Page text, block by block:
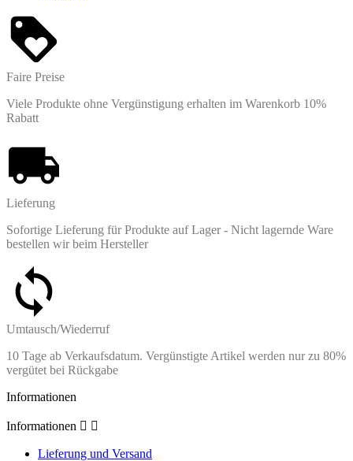
Faire Preise
Viele Produkte ohne Vergünstigung erhalten im Warenkorb 10%
Rabatt
Lieferung
Sofortige Lieferung für Produkte auf Lager - Nicht lagernde Ware
bestellen wir beim Hersteller
Umtausch/Wiederruf
10 Tage ab Verkaufsdatum. Vergünstigte Artikel werden nur zu 80%
vergütet bei Rückgabe
Informationen
Informationen  
Lieferung und Versand